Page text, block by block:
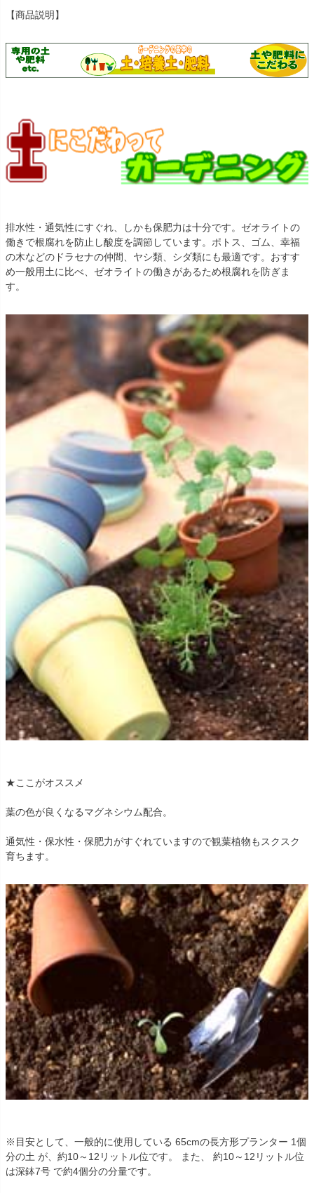
【商品説明】
排水性・通気性にすぐれ、しかも保肥力は十分です。ゼオライトの
働きで根腐れを防止し酸度を調節しています。ポトス、ゴム、幸福
の木などのドラセナの仲間、ヤシ類、シダ類にも最適です。おすす
め一般用土に比べ、ゼオライトの働きがあるため根腐れを防ぎま
す。
★ここがオススメ
葉の色が良くなるマグネシウム配合。
通気性・保水性・保肥力がすぐれていますので観葉植物もスクスク
育ちます。
※目安として、一般的に使用している 65cmの長方形プランター 1個
分の土 が、約10～12リットル位です。 また、 約10～12リットル位
は深鉢7号 で約4個分の分量です。